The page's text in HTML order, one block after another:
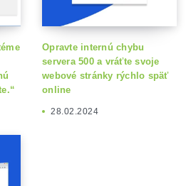
Opravte internú chybu
servera 500 a vráťte svoje
webové stránky rýchlo späť
online
28.02.2024